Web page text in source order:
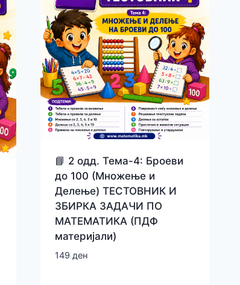
📘 2 одд. Тема-4: Броеви
до 100 (Множење и
Делење) ТЕСТОВНИК И
ЗБИРКА ЗАДАЧИ ПО
МАТЕМАТИКА (ПДФ
материјали)
149 ден